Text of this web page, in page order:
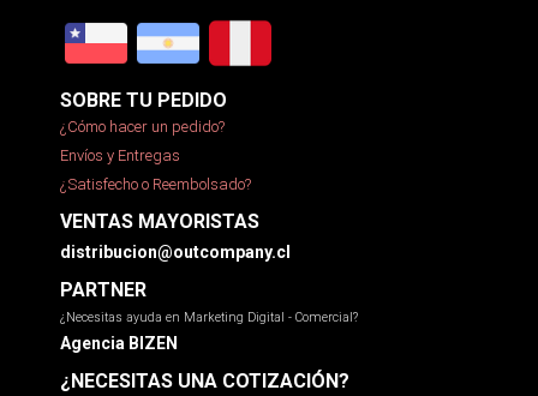
SOBRE TU PEDIDO
¿Cómo hacer un pedido?
Envíos y Entregas
¿Satisfecho o Reembolsado?
VENTAS MAYORISTAS
distribucion@outcompany.cl
PARTNER
¿Necesitas ayuda en Marketing Digital - Comercial?
Agencia BIZEN
¿NECESITAS UNA COTIZACIÓN?